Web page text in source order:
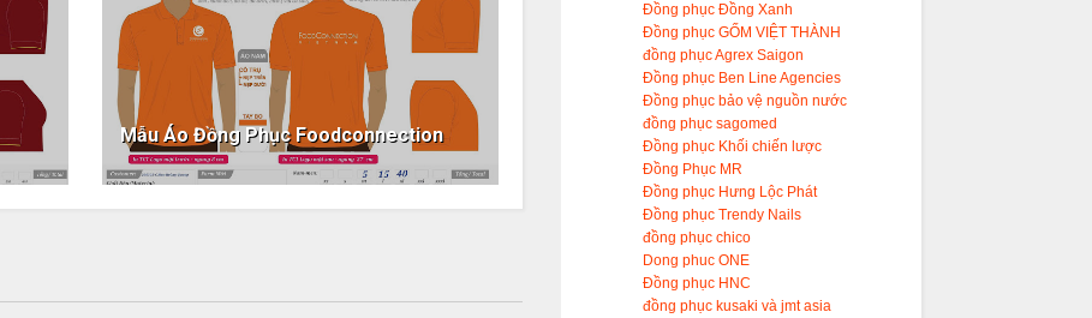
Mẫu Áo Đồng Phục Foodconnection
Đồng phục Đồng Xanh
Đồng phục GỐM VIỆT THÀNH
đồng phục Agrex Saigon
Đồng phục Ben Line Agencies
Đồng phục bảo vệ nguồn nước
đồng phục sagomed
Đồng phục Khối chiến lược
Đồng Phục MR
Đồng phục Hưng Lộc Phát
Đồng phục Trendy Nails
đồng phục chico
Dong phuc ONE
Đồng phục HNC
đồng phục kusaki và jmt asia